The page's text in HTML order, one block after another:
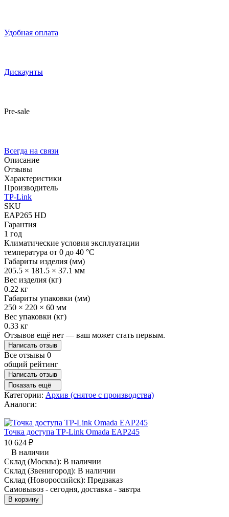
Удобная оплата
Дискаунты
Pre-sale
Всегда на связи
Описание
Отзывы
Характеристики
Производитель
TP-Link
SKU
EAP265 HD
Гарантия
1 год
Климатические условия эксплуатации
температура от 0 до 40 °C
Габариты изделия (мм)
205.5 × 181.5 × 37.1 мм
Вес изделия (кг)
0.22 кг
Габариты упаковки (мм)
250 × 220 × 60 мм
Вес упаковки (кг)
0.33 кг
Отзывов ещё нет — ваш может стать первым.
Написать отзыв
Все отзывы 0
общий рейтинг
Написать отзыв
Показать ещё
Категории: Архив (снятое с производства)
Аналоги:
Точка доступа TP-Link Omada EAP245
10 624 ₽
В наличии
Склад (Москва): В наличии
Склад (Звенигород): В наличии
Склад (Новороссийск): Предзаказ
Самовывоз - сегодня, доставка - завтра
В корзину